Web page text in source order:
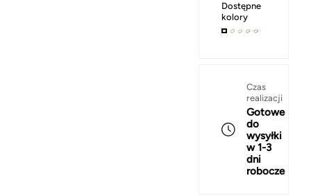
Dostępne
kolory
Czas
realizacji
Gotowe
do
wysyłki
w 1-3
dni
robocze